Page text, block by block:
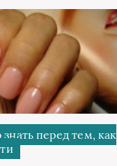
перед тем, как